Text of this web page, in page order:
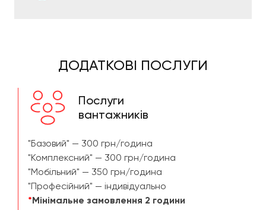
ДОДАТКОВІ ПОСЛУГИ
Послуги
вантажників
"Базовий" — 300 грн/година
"Комплексний" — 300 грн/година
"Мобільний" — 350 грн/година
"Професійний" — індивідуально
*Мінімальне замовлення 2 години